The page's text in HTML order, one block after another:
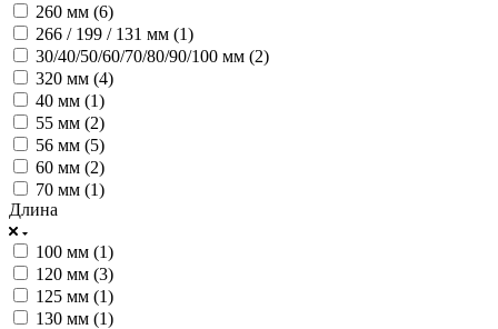
260 мм (6)
266 / 199 / 131 мм (1)
30/40/50/60/70/80/90/100 мм (2)
320 мм (4)
40 мм (1)
55 мм (2)
56 мм (5)
60 мм (2)
70 мм (1)
Длина
100 мм (1)
120 мм (3)
125 мм (1)
130 мм (1)